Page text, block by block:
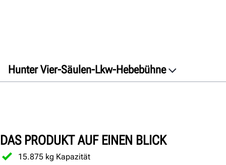
Hunter Vier-Säulen-Lkw-Hebebühne
Galerie
Dokumente
DAS PRODUKT AUF EINEN BLICK
15.875 kg Kapazität